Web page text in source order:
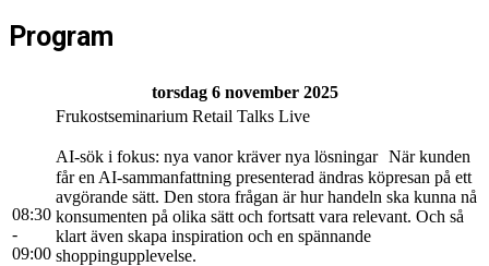
Program
torsdag 6 november 2025
08:30
-
09:00
Frukostseminarium Retail Talks Live
AI-sök i fokus: nya vanor kräver nya lösningar När kunden
får en AI-sammanfattning presenterad ändras köpresan på ett
avgörande sätt. Den stora frågan är hur handeln ska kunna nå
konsumenten på olika sätt och fortsatt vara relevant. Och så
klart även skapa inspiration och en spännande
shoppingupplevelse.